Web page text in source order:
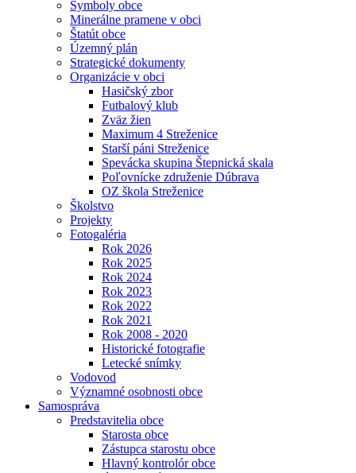
Symboly obce
Minerálne pramene v obci
Štatút obce
Územný plán
Strategické dokumenty
Organizácie v obci
Hasičský zbor
Futbalový klub
Zväz žien
Maximum 4 Streženice
Starší páni Streženice
Spevácka skupina Štepnická skala
Poľovnícke združenie Dúbrava
OZ škola Streženice
Školstvo
Projekty
Fotogaléria
Rok 2026
Rok 2025
Rok 2024
Rok 2023
Rok 2022
Rok 2021
Rok 2008 - 2020
Historické fotografie
Letecké snímky
Vodovod
Významné osobnosti obce
Samospráva
Predstavitelia obce
Starosta obce
Zástupca starostu obce
Hlavný kontrolór obce